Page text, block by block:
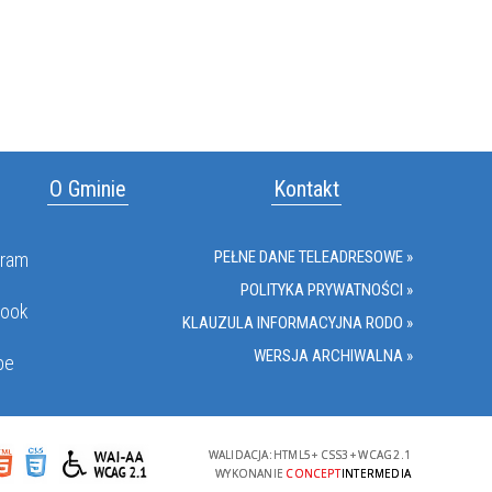
O Gminie Kontakt
PEŁNE DANE TELEADRESOWE »
POLITYKA PRYWATNOŚCI »
KLAUZULA INFORMACYJNA RODO »
WERSJA ARCHIWALNA »
WALIDACJA: HTML5+ CSS3 +WCAG 2.1
WYKONANIE CONCEPTINTERMEDIA